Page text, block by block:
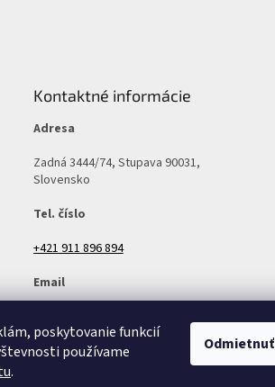
poskytovanie funkcií
používame
.
Odmietnuť
Kontaktné informácie
Adresa
Zadná 3444/74, Stupava 90031,
Slovensko
Tel. číslo
+421 911 896 894
Email